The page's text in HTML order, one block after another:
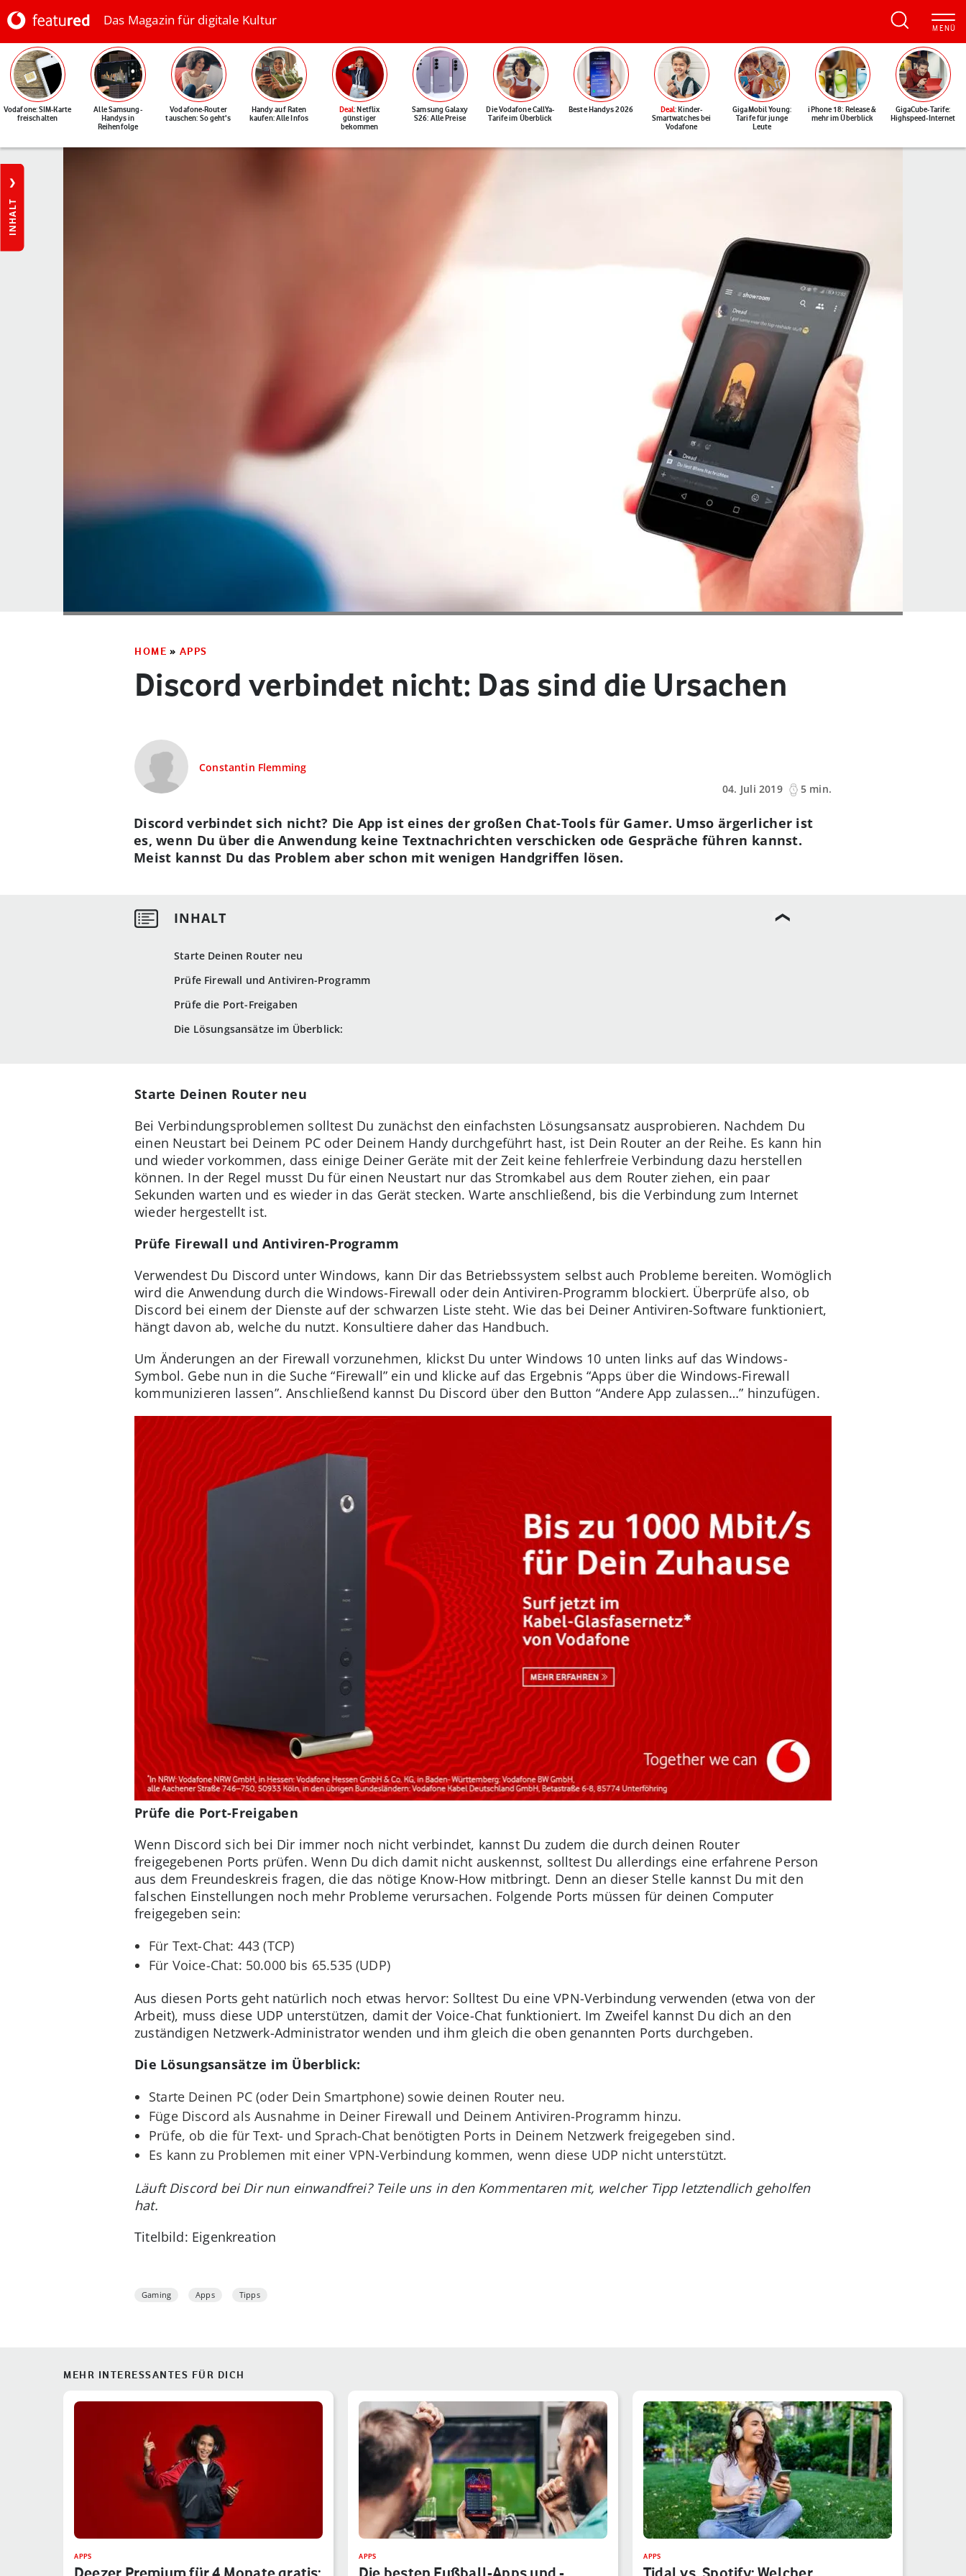
Das Magazin für digitale Kultur
Vodafone: SIM-Karte
freischalten
Alle Samsung-
Handys in
Reihenfolge
Vodafone-Router
tauschen: So geht's
Handy auf Raten
kaufen: Alle Infos
Deal: Netflix
günstiger
bekommen
Samsung Galaxy
S26: Alle Preise
Die Vodafone CallYa-
Tarife im Überblick
Beste Handys 2026 Deal: Kinder-
Smartwatches bei
Vodafone
GigaMobil Young:
Tarife für junge
Leute
iPhone 18: Release &
mehr im Überblick
GigaCube-Tarife:
Highspeed-Internet
INHALT
HOME » APPS
Discord verbindet nicht: Das sind die Ursachen
Constantin Flemming
04. Juli 2019
5 min.
Starte Deinen Router neu
Prüfe Firewall und Antiviren-Programm
Prüfe die Port-Freigaben
Die Lösungsansätze im Überblick:
Discord verbindet sich nicht? Die App ist eines der großen Chat-Tools für Gamer. Umso ärgerlicher ist
es, wenn Du über die Anwendung keine Textnachrichten verschicken ode Gespräche führen kannst.
Meist kannst Du das Problem aber schon mit wenigen Handgriffen lösen.
Starte Deinen Router neu
Bei Verbindungsproblemen solltest Du zunächst den einfachsten Lösungsansatz ausprobieren. Nachdem Du
einen Neustart bei Deinem PC oder Deinem Handy durchgeführt hast, ist Dein Router an der Reihe. Es kann hin
und wieder vorkommen, dass einige Deiner Geräte mit der Zeit keine fehlerfreie Verbindung dazu herstellen
können. In der Regel musst Du für einen Neustart nur das Stromkabel aus dem Router ziehen, ein paar
Sekunden warten und es wieder in das Gerät stecken. Warte anschließend, bis die Verbindung zum Internet
wieder hergestellt ist.
Prüfe Firewall und Antiviren-Programm
Verwendest Du Discord unter Windows, kann Dir das Betriebssystem selbst auch Probleme bereiten. Womöglich
wird die Anwendung durch die Windows-Firewall oder dein Antiviren-Programm blockiert. Überprüfe also, ob
Discord bei einem der Dienste auf der schwarzen Liste steht. Wie das bei Deiner Antiviren-Software funktioniert,
hängt davon ab, welche du nutzt. Konsultiere daher das Handbuch.
Um Änderungen an der Firewall vorzunehmen, klickst Du unter Windows 10 unten links auf das Windows-
Symbol. Gebe nun in die Suche “Firewall” ein und klicke auf das Ergebnis “Apps über die Windows-Firewall
kommunizieren lassen”. Anschließend kannst Du Discord über den Button “Andere App zulassen…” hinzufügen.
Prüfe die Port-Freigaben
Wenn Discord sich bei Dir immer noch nicht verbindet, kannst Du zudem die durch deinen Router
freigegebenen Ports prüfen. Wenn Du dich damit nicht auskennst, solltest Du allerdings eine erfahrene Person
aus dem Freundeskreis fragen, die das nötige Know-How mitbringt. Denn an dieser Stelle kannst Du mit den
falschen Einstellungen noch mehr Probleme verursachen. Folgende Ports müssen für deinen Computer
freigegeben sein:
Für Text-Chat: 443 (TCP)
Für Voice-Chat: 50.000 bis 65.535 (UDP)
Aus diesen Ports geht natürlich noch etwas hervor: Solltest Du eine VPN-Verbindung verwenden (etwa von der
Arbeit), muss diese UDP unterstützen, damit der Voice-Chat funktioniert. Im Zweifel kannst Du dich an den
zuständigen Netzwerk-Administrator wenden und ihm gleich die oben genannten Ports durchgeben.
Die Lösungsansätze im Überblick:
Starte Deinen PC (oder Dein Smartphone) sowie deinen Router neu.
Füge Discord als Ausnahme in Deiner Firewall und Deinem Antiviren-Programm hinzu.
Prüfe, ob die für Text- und Sprach-Chat benötigten Ports in Deinem Netzwerk freigegeben sind.
Es kann zu Problemen mit einer VPN-Verbindung kommen, wenn diese UDP nicht unterstützt.
Läuft Discord bei Dir nun einwandfrei? Teile uns in den Kommentaren mit, welcher Tipp letztendlich geholfen
hat.
Titelbild: Eigenkreation
Gaming Apps Tipps
MEHR INTERESSANTES FÜR DICH
APPS APPS APPS